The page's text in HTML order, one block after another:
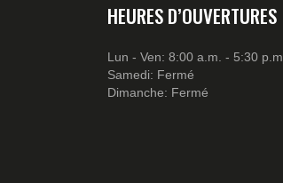
HEURES D’OUVERTURES
Lun - Ven: 8:00 a.m. - 5:30 p.m.
Samedi: Fermé
Dimanche: Fermé